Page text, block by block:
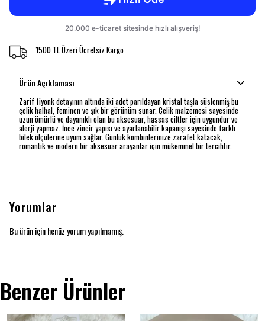
1500 TL Üzeri Ücretsiz Kargo
Ürün Açıklaması
Zarif fiyonk detayının altında iki adet parıldayan kristal taşla süslenmiş bu
çelik halhal, feminen ve şık bir görünüm sunar. Çelik malzemesi sayesinde
uzun ömürlü ve dayanıklı olan bu aksesuar, hassas ciltler için uygundur ve
alerji yapmaz. İnce zincir yapısı ve ayarlanabilir kapanışı sayesinde farklı
bilek ölçülerine uyum sağlar. Günlük kombinlerinize zarafet katacak,
romantik ve modern bir aksesuar arayanlar için mükemmel bir tercihtir.
Yorumlar
Bu ürün için henüz yorum yapılmamış.
Benzer Ürünler